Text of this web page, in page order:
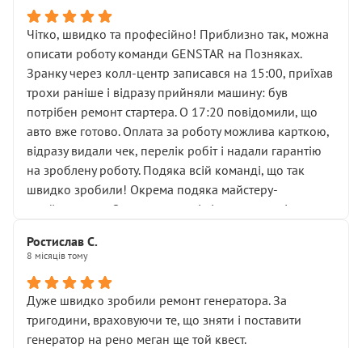
спроба продати дорогий вузол замість елементарних
ущільнювачів.
Що прикро — це не перший мій візит. Раніше міняв у
вас стартер, і тоді сервіс наче справив хороше
враження. Але згодом знайшов декілька гайок під
лобовим склом. Мені пояснили, що це “старі гайки, які
відкручували”, і попросили не хвилюватися. ( надіюсь
новий власник, не застяг в полі))
Але після нинішнього візиту такі дрібниці вже не
здаються дрібницями.
Я — клієнт, який працює на довірі, і саме її цей сервіс
Хотілося б більше:
• належної уваги до авто
• прозорості в роботах і рахунках
• реальної діагностики, а не формального
“подивились і поїхав”
На жаль, складається враження, що сервіс працює не
Чітко, швидко та професійно! Приблизно так, можна
описати роботу команди GENSTAR на Позняках.
Зранку через колл-центр записався на 15:00, приїхав
трохи раніше і відразу прийняли машину: був
потрібен ремонт стартера. О 17:20 повідомили, що
авто вже готово. Оплата за роботу можлива карткою,
відразу видали чек, перелік робіт і надали гарантію
на зроблену роботу. Подяка всій команді, що так
швидко зробили! Окрема подяка майстеру-
приймальнику Олександру: всі чітко та по суті.
звертатися до цього автосервісу.
Ростислав С.
8 місяців тому
Дуже швидко зробили ремонт генератора. За
тригодини, враховуючи те, що зняти і поставити
генератор на рено меган ще той квест.